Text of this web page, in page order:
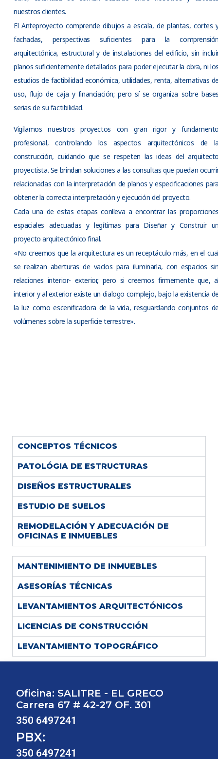
nuestros clientes.
El Anteproyecto comprende dibujos a escala, de plantas, cortes
fachadas, perspectivas suficientes para la
arquitectónica, estructural y de instalaciones del edificio, sin
planos suficientemente detallados para poder ejecutar la obra, ni
estudios de factibilidad económica, utilidades, renta, alternativas
uso, flujo de caja y financiación; pero sí se organiza sobre
serias de su factibilidad.
Vigilamos nuestros proyectos con gran rigor y
profesional, controlando los aspectos arquitectónicos de
construcción, cuidando que se respeten las ideas del
proyectista. Se brindan soluciones a las consultas que puedan
relacionadas con la interpretación de planos y especificaciones
obtener la correcta interpretación y ejecución del proyecto.
Cada una de estas etapas conlleva a encontrar las
espaciales adecuadas y legítimas para Diseñar y Construir
proyecto arquitectónico final.
«No creemos que la arquitectura es un receptáculo más, en el
se realizan aberturas de vacíos para iluminarla, con espacios
relaciones interior- exterior, pero si creemos firmemente que,
interior y al exterior existe un dialogo complejo, bajo la existencia
la luz como escenificadora de la vida, resguardando conjuntos
volúmenes sobre la superficie terrestre».
CONCEPTOS TÉCNICOS
PATOLÓGIA DE ESTRUCTURAS
DISEÑOS ESTRUCTURALES
ESTUDIO DE SUELOS
REMODELACIÓN Y ADECUACIÓN DE
OFICINAS E INMUEBLES
MANTENIMIENTO DE INMUEBLES
ASESORÍAS TÉCNICAS
LEVANTAMIENTOS ARQUITECTÓNICOS
LICENCIAS DE CONSTRUCCIÓN
LEVANTAMIENTO TOPOGRÁFICO
Oficina: SALITRE - EL GRECO
Carrera 67 # 42-27 OF. 301
350 6497241
PBX:
350 6497241